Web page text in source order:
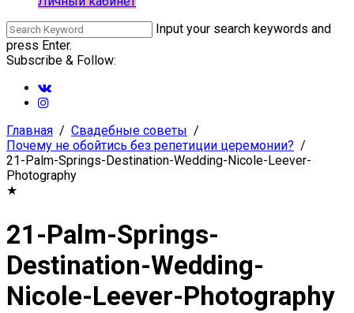
Input your search keywords and
press Enter.
Subscribe & Follow:
Главная
Свадебные советы
Почему не обойтись без репетиции церемонии?
21-Palm-Springs-Destination-Wedding-Nicole-Leever-
Photography
★
21-Palm-Springs-
Destination-Wedding-
Nicole-Leever-Photography